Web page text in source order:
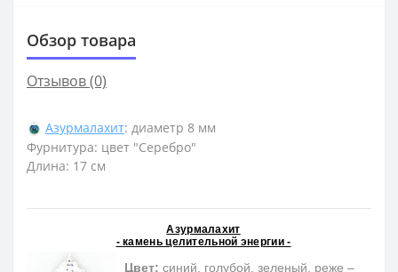
Обзор товара
Отзывов (0)
Азурмалахит: диаметр 8 мм
Фурнитура: цвет "Серебро"
Длина: 17 см
Азурмалахит
- камень целительной энергии -
Цвет: синий, голубой, зеленый, реже –